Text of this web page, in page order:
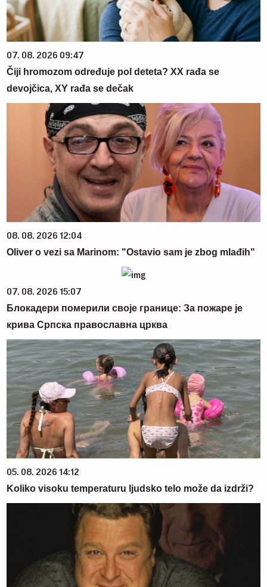
07. 08. 2026 09:47
Čiji hromozom određuje pol deteta? XX rađa se
devojčica, XY rađa se dečak
08. 08. 2026 12:04
Oliver o vezi sa Marinom: "Ostavio sam je zbog mlađih"
07. 08. 2026 15:07
Блокадери померили своје границе: За пожаре је
крива Српска православна црква
05. 08. 2026 14:12
Koliko visoku temperaturu ljudsko telo može da izdrži?